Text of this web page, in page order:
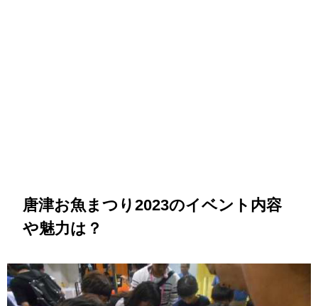
唐津お魚まつり2023のイベント内容
や魅力は？